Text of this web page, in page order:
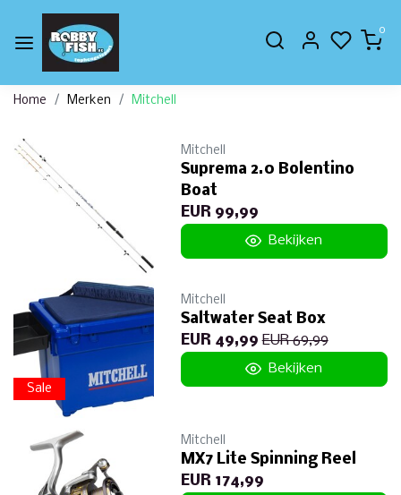
0
Home Merken Mitchell
Mitchell
Suprema 2.0 Bolentino
Boat
EUR 99,99
Bekijken
Sale
Mitchell
Saltwater Seat Box
EUR 49,99 EUR 69,99
Bekijken
Mitchell
MX7 Lite Spinning Reel
EUR 174,99